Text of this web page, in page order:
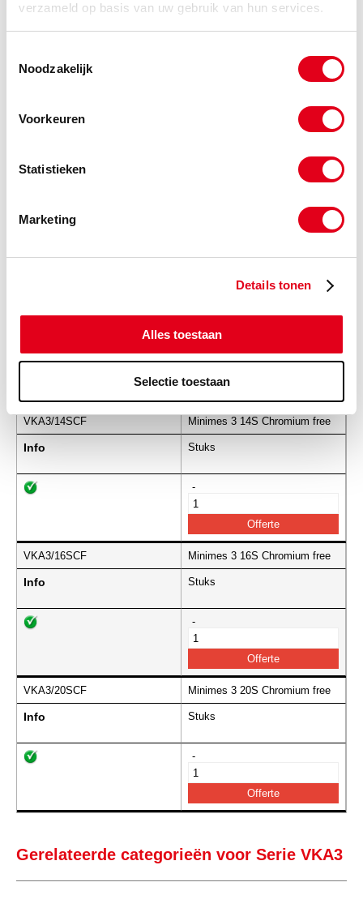
verzameld op basis van uw gebruik van hun services.
Noodzakelijk
Voorkeuren
Statistieken
Marketing
Details tonen
Alles toestaan
Selectie toestaan
Minimes 3 12S Chromium free
Info Stuks
-
VKA3/14SCF Minimes 3 14S Chromium free
Info Stuks
-
VKA3/16SCF Minimes 3 16S Chromium free
Info Stuks
-
VKA3/20SCF Minimes 3 20S Chromium free
Info Stuks
-
Gerelateerde categorieën voor Serie VKA3